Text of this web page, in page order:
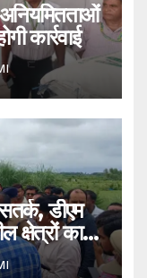
कार्रवाई
डीएम
क्षेत्रों का